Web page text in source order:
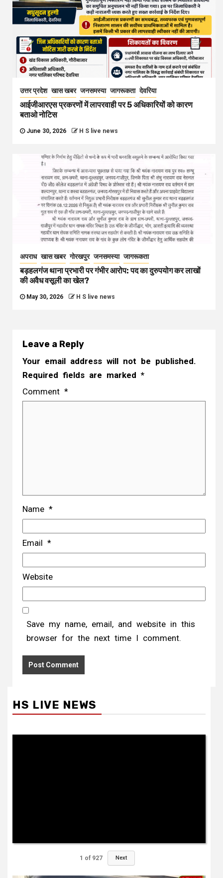
उत्तर प्रदेश खास खबर जनसमस्या जागरूकता देवरिया
आईजीआरएस प्रकरणों में लापरवाही पर 5 अधिकारियों को कारण
बताओ नोटिस
June 30, 2026 H S live news
अपराध खास खबर गोरखपुर जनसमस्या जागरूकता
बड़हलगंज थाना प्रभारी पर गंभीर आरोप: पद का दुरुपयोग कर लाखों
की अवैध वसूली का खेल?
May 30, 2026 H S live news
Leave a Reply
Your email address will not be published.
Required fields are marked *
Comment *
Name *
Email *
Website
Save my name, email, and website in this
browser for the next time I comment.
HS LIVE NEWS
1 of 927 Next